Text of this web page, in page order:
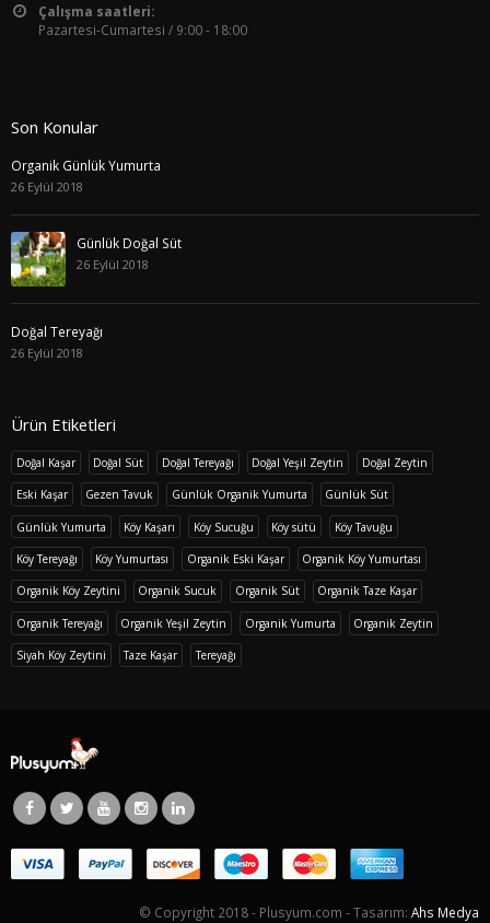
Çalışma saatleri:
Pazartesi-Cumartesi / 9:00 - 18:00
Son Konular
Organik Günlük Yumurta
26 Eylül 2018
Günlük Doğal Süt
26 Eylül 2018
Doğal Tereyağı
26 Eylül 2018
Ürün Etiketleri
Doğal Kaşar Doğal Süt Doğal Tereyağı Doğal Yeşil Zeytin Doğal Zeytin
Eski Kaşar Gezen Tavuk Günlük Organik Yumurta Günlük Süt
Günlük Yumurta Köy Kaşarı Köy Sucuğu Köy sütü Köy Tavuğu
Köy Tereyağı Köy Yumurtası Organik Eski Kaşar Organik Köy Yumurtası
Organik Köy Zeytini Organik Sucuk Organik Süt Organik Taze Kaşar
Organik Tereyağı Organik Yeşil Zeytin Organik Yumurta Organik Zeytin
Siyah Köy Zeytini Taze Kaşar Tereyağı
© Copyright 2018 - Plusyum.com - Tasarım: Ahs Medya